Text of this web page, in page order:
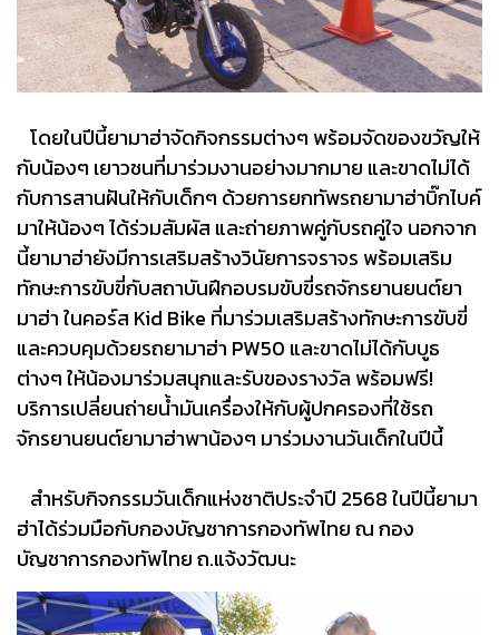
โดยในปีนี้ยามาฮ่าจัดกิจกรรมต่างๆ พร้อมจัดของขวัญให้
กับน้องๆ เยาวชนที่มาร่วมงานอย่างมากมาย และขาดไม่ได้
กับการสานฝันให้กับเด็กๆ ด้วยการยกทัพรถยามาฮ่าบิ๊กไบค์
มาให้น้องๆ ได้ร่วมสัมผัส และถ่ายภาพคู่กับรถคู่ใจ นอกจาก
นี้ยามาฮ่ายังมีการเสริมสร้างวินัยการจราจร พร้อมเสริม
ทักษะการขับขี่กับสถาบันฝึกอบรมขับขี่รถจักรยานยนต์ยา
มาฮ่า ในคอร์ส Kid Bike ที่มาร่วมเสริมสร้างทักษะการขับขี่
และควบคุมด้วยรถยามาฮ่า PW50 และขาดไม่ได้กับบูธ
ต่างๆ ให้น้องมาร่วมสนุกและรับของรางวัล พร้อมฟรี!
บริการเปลี่ยนถ่ายน้ำมันเครื่องให้กับผู้ปกครองที่ใช้รถ
จักรยานยนต์ยามาฮ่าพาน้องๆ มาร่วมงานวันเด็กในปีนี้
สำหรับกิจกรรมวันเด็กแห่งชาติประจำปี 2568 ในปีนี้ยามา
ฮ่าได้ร่วมมือกับกองบัญชาการกองทัพไทย ณ กอง
บัญชาการกองทัพไทย ถ.แจ้งวัฒนะ